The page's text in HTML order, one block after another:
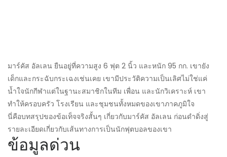
มาร์คัส อัลเลน ยืนอยู่ที่ความสูง 6 ฟุต 2 นิ้ว และหนัก 95 กก. เขายัง
เด็กและกระฉับกระเฉงเช่นเคย เขามีประวัติความเป็นเลิศไม่ใช่แค่
น้ำใจนักกีฬาแต่ในฐานะสมาชิกในทีม เพื่อน และนักวิเคราะห์ เขา
ทำให้ครอบครัว โรงเรียน และชุมชนทั้งหมดของเขาภาคภูมิใจ
นี่คือบทสรุปของข้อเท็จจริงสั้นๆ เกี่ยวกับมาร์คัส อัลเลน ก่อนดำดิ่งสู่
รายละเอียดเกี่ยวกับเส้นทางการเป็นนักฟุตบอลของเขา
ข้อมูลด่วน